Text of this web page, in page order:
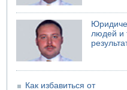
людей и
Как избавиться от